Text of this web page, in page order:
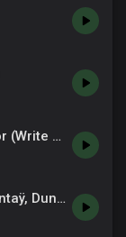
R.Kelly - Beautiful In This Mirror (Write Me Back)
Tank - No Cap (feat. Dantè, Dontaÿ, Dunteá) [Official Audio]